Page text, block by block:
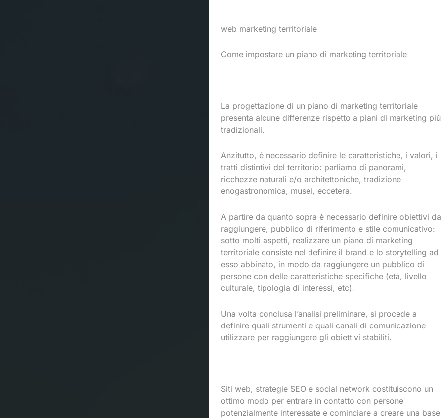
web marketing territoriale
Come impostare un piano di marketing territoriale
La progettazione di un piano di marketing territoriale
presenta alcune differenze rispetto a piani di marketing più
tradizionali.
Anzitutto, è necessario definire le caratteristiche, i valori, i
tratti distintivi del territorio: parliamo di panorami,
ricchezze naturali e/o architettoniche, tradizione
enogastronomica, musei, eccetera.
A partire da quanto sopra è necessario definire obiettivi da
raggiungere, pubblico di riferimento e stile comunicativo:
sotto molti aspetti, realizzare un piano di marketing
territoriale consiste nel definire il brand e lo storytelling ad
esso abbinato, in modo da raggiungere un pubblico di
persone con delle caratteristiche specifiche (età, livello
culturale, tipologia di interessi, etc).
Una volta conclusa l’analisi preliminare, si procede a
definire quali strumenti e quali canali di comunicazione
utilizzare per raggiungere gli obiettivi stabiliti.
Siti web, strategie SEO e social network costituiscono un
ottimo modo per entrare in contatto con persone
potenzialmente interessate e cominciare a creare una base